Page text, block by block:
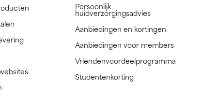
Persoonlijk
huidverzorgingsadvies
Aanbiedingen en kortingen
Aanbiedingen voor members
Vriendenvoordeelprogramma
Studentenkorting